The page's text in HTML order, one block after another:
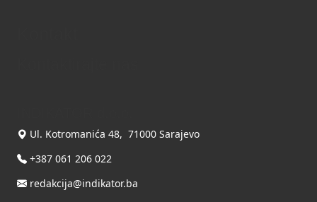
Ul. Kotromanića 48, 71000 Sarajevo
+387 061 206 022
redakcija@indikator.ba